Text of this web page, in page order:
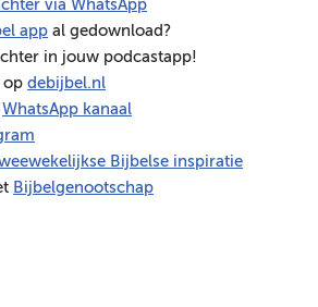
via WhatsApp
app al gedownload?
in jouw podcastapp!
opdebijbel.nl
WhatsApp kanaal
Bijbelse inspiratie
Bijbelgenootschap